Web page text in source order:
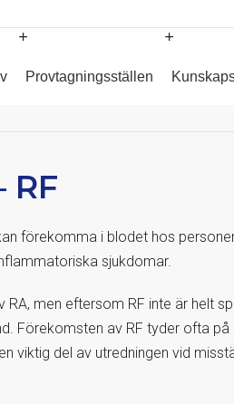
Provtagningsställen
RF
förekomma i blodet hos
sjukdomar.
men eftersom RF inte är helt
Förekomsten av RF tyder ofta på
viktig del av utredningen vid